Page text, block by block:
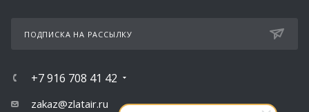
ПОДПИСКА НА РАССЫЛКУ
+7 916 708 41 42
zakaz@zlatair.ru